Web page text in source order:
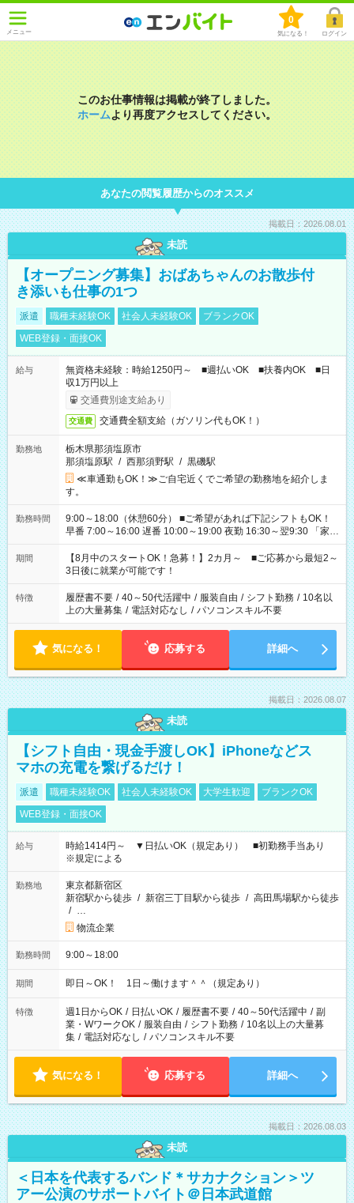
メニュー
0
気になる！ ログイン
このお仕事情報は掲載が終了しました。
ホームより再度アクセスしてください。
あなたの閲覧履歴からのオススメ
掲載日：2026.08.01
未読
【オープニング募集】おばあちゃんのお散歩付
き添いも仕事の1つ
派遣 職種未経験OK 社会人未経験OK
ブランクOK
WEB登録・面接OK
給与
無資格未経験：時給1250円～ ■週払いOK ■扶養内OK ■日
収1万円以上
交通費別途支給あり
交通費 交通費全額支給（ガソリン代もOK！）
勤務地
栃木県那須塩原市
那須塩原駅 / 西那須野駅 / 黒磯駅
≪車通勤もOK！≫ご自宅近くでご希望の勤務地を紹介しま
す。
勤務時間
9:00～18:00（休憩60分） ■ご希望があれば下記シフトもOK！
早番 7:00～16:00 遅番 10:00～19:00 夜勤 16:30～翌9:30 「家族
と休みを合わせたい」 「余裕を持って夕飯の準備がしたい」
「できれば残業はしたくない」 など、ご希望を教えてください
ね。 ※Wワーク希望の方へ 今ご覧のお仕事で希望する勤務時間
と、もう1つのお仕事の勤務時間。 合計で週40時間を超える場
合は応募できません。
期間
【8月中のスタートOK！急募！】2カ月～ ■ご応募から最短2～
3日後に就業が可能です！
特徴 履歴書不要 / 40～50代活躍中 / 服装自由 / シフト勤務 / 10名以
上の大量募集 / 電話対応なし / パソコンスキル不要
気になる！ 応募する 詳細へ
掲載日：2026.08.07
未読
【シフト自由・現金手渡しOK】iPhoneなどス
マホの充電を繋げるだけ！
派遣 職種未経験OK 社会人未経験OK 大学生歓迎
ブランクOK
WEB登録・面接OK
給与
時給1414円～ ▼日払いOK（規定あり） ■初勤務手当あり
※規定による
勤務地
東京都新宿区
新宿駅から徒歩 / 新宿三丁目駅から徒歩 / 高田馬場駅から徒歩
/ …
物流企業
勤務時間 9:00～18:00
期間 即日～OK！ 1日～働けます＾＾（規定あり）
特徴 週1日からOK / 日払いOK / 履歴書不要 / 40～50代活躍中 / 副
業・WワークOK / 服装自由 / シフト勤務 / 10名以上の大量募
集 / 電話対応なし / パソコンスキル不要
気になる！ 応募する 詳細へ
掲載日：2026.08.03
未読
＜日本を代表するバンド＊サカナクション＞ツ
アー公演のサポートバイト＠日本武道館